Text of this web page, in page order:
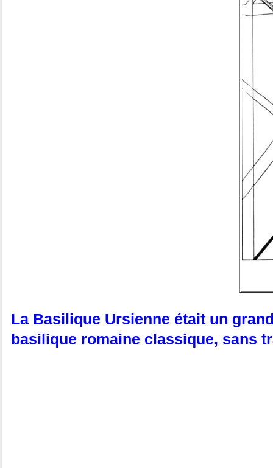
La Basilique Ursienne était un
basilique romaine classique, sans